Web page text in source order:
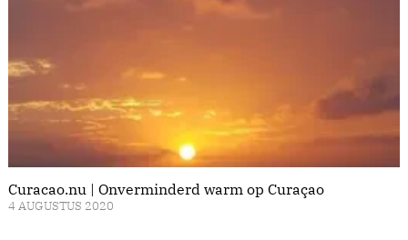
Curacao.nu | Onverminderd warm op Curaçao
4 AUGUSTUS 2020